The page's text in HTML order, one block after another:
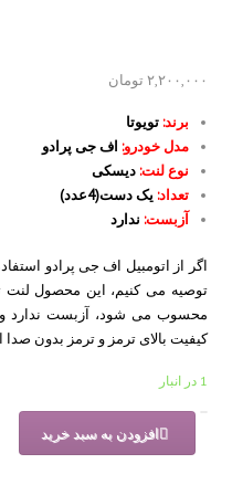
۲,۲۰۰,۰۰۰ تومان
برند: تویوتا
مدل خودرو: اف جی پرادو
نوع لنت: دیسکی
تعداد: یک دست(4عدد)
آزبست: ندارد
اگر از اتومبیل اف جی پرادو
توصیه می کنیم، این محصول
محسوب می شود، آزبست ندارد
کیفیت بالای ترمز و ترمز بدون صدا
1 در انبار
افزودن به سبد خرید